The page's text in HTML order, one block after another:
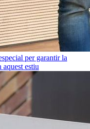
per garantir la
estiu